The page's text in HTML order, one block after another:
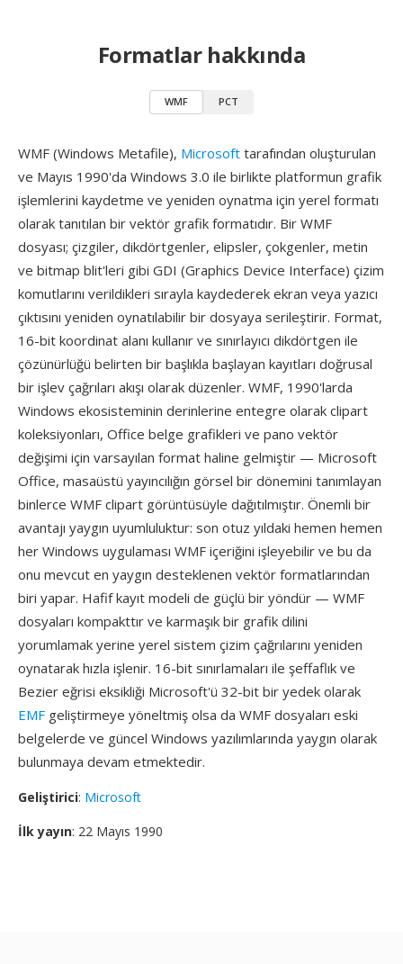
Formatlar hakkında
WMF PCT
WMF (Windows Metafile), Microsoft tarafından oluşturulan
ve Mayıs 1990'da Windows 3.0 ile birlikte platformun grafik
işlemlerini kaydetme ve yeniden oynatma için yerel formatı
olarak tanıtılan bir vektör grafik formatıdır. Bir WMF
dosyası; çizgiler, dikdörtgenler, elipsler, çokgenler, metin
ve bitmap blit'leri gibi GDI (Graphics Device Interface) çizim
komutlarını verildikleri sırayla kaydederek ekran veya yazıcı
çıktısını yeniden oynatılabilir bir dosyaya serileştirir. Format,
16-bit koordinat alanı kullanır ve sınırlayıcı dikdörtgen ile
çözünürlüğü belirten bir başlıkla başlayan kayıtları doğrusal
bir işlev çağrıları akışı olarak düzenler. WMF, 1990'larda
Windows ekosisteminin derinlerine entegre olarak clipart
koleksiyonları, Office belge grafikleri ve pano vektör
değişimi için varsayılan format haline gelmiştir — Microsoft
Office, masaüstü yayıncılığın görsel bir dönemini tanımlayan
binlerce WMF clipart görüntüsüyle dağıtılmıştır. Önemli bir
avantajı yaygın uyumluluktur: son otuz yıldaki hemen hemen
her Windows uygulaması WMF içeriğini işleyebilir ve bu da
onu mevcut en yaygın desteklenen vektör formatlarından
biri yapar. Hafif kayıt modeli de güçlü bir yöndür — WMF
dosyaları kompakttır ve karmaşık bir grafik dilini
yorumlamak yerine yerel sistem çizim çağrılarını yeniden
oynatarak hızla işlenir. 16-bit sınırlamaları ile şeffaflık ve
Bezier eğrisi eksikliği Microsoft'ü 32-bit bir yedek olarak
EMF geliştirmeye yöneltmiş olsa da WMF dosyaları eski
belgelerde ve güncel Windows yazılımlarında yaygın olarak
bulunmaya devam etmektedir.
Geliştirici: Microsoft
İlk yayın: 22 Mayıs 1990